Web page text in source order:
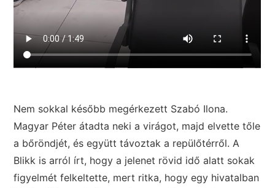
Nem sokkal később megérkezett Szabó Ilona.
Magyar Péter átadta neki a virágot, majd elvette tőle
a bőröndjét, és együtt távoztak a repülőtérről. A
Blikk is arról írt, hogy a jelenet rövid idő alatt sokak
figyelmét felkeltette, mert ritka, hogy egy hivatalban